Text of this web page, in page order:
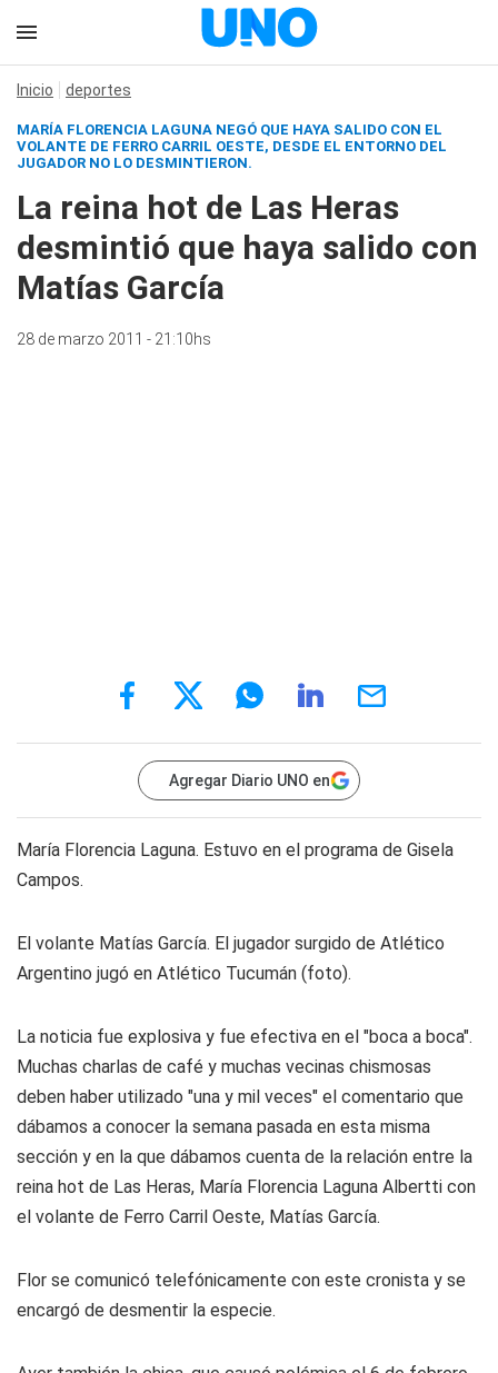
Inicio deportes
MARÍA FLORENCIA LAGUNA NEGÓ QUE HAYA SALIDO CON EL
VOLANTE DE FERRO CARRIL OESTE, DESDE EL ENTORNO DEL
JUGADOR NO LO DESMINTIERON.
La reina hot de Las Heras
desmintió que haya salido con
Matías García
28 de marzo 2011 - 21:10hs
Agregar Diario UNO en
María Florencia Laguna. Estuvo en el programa de Gisela
Campos.
El volante Matías García. El jugador surgido de Atlético
Argentino jugó en Atlético Tucumán (foto).
La noticia fue explosiva y fue efectiva en el "boca a boca".
Muchas charlas de café y muchas vecinas chismosas
deben haber utilizado "una y mil veces" el comentario que
dábamos a conocer la semana pasada en esta misma
sección y en la que dábamos cuenta de la relación entre la
reina hot de Las Heras, María Florencia Laguna Albertti con
el volante de Ferro Carril Oeste, Matías García.
Flor se comunicó telefónicamente con este cronista y se
encargó de desmentir la especie.